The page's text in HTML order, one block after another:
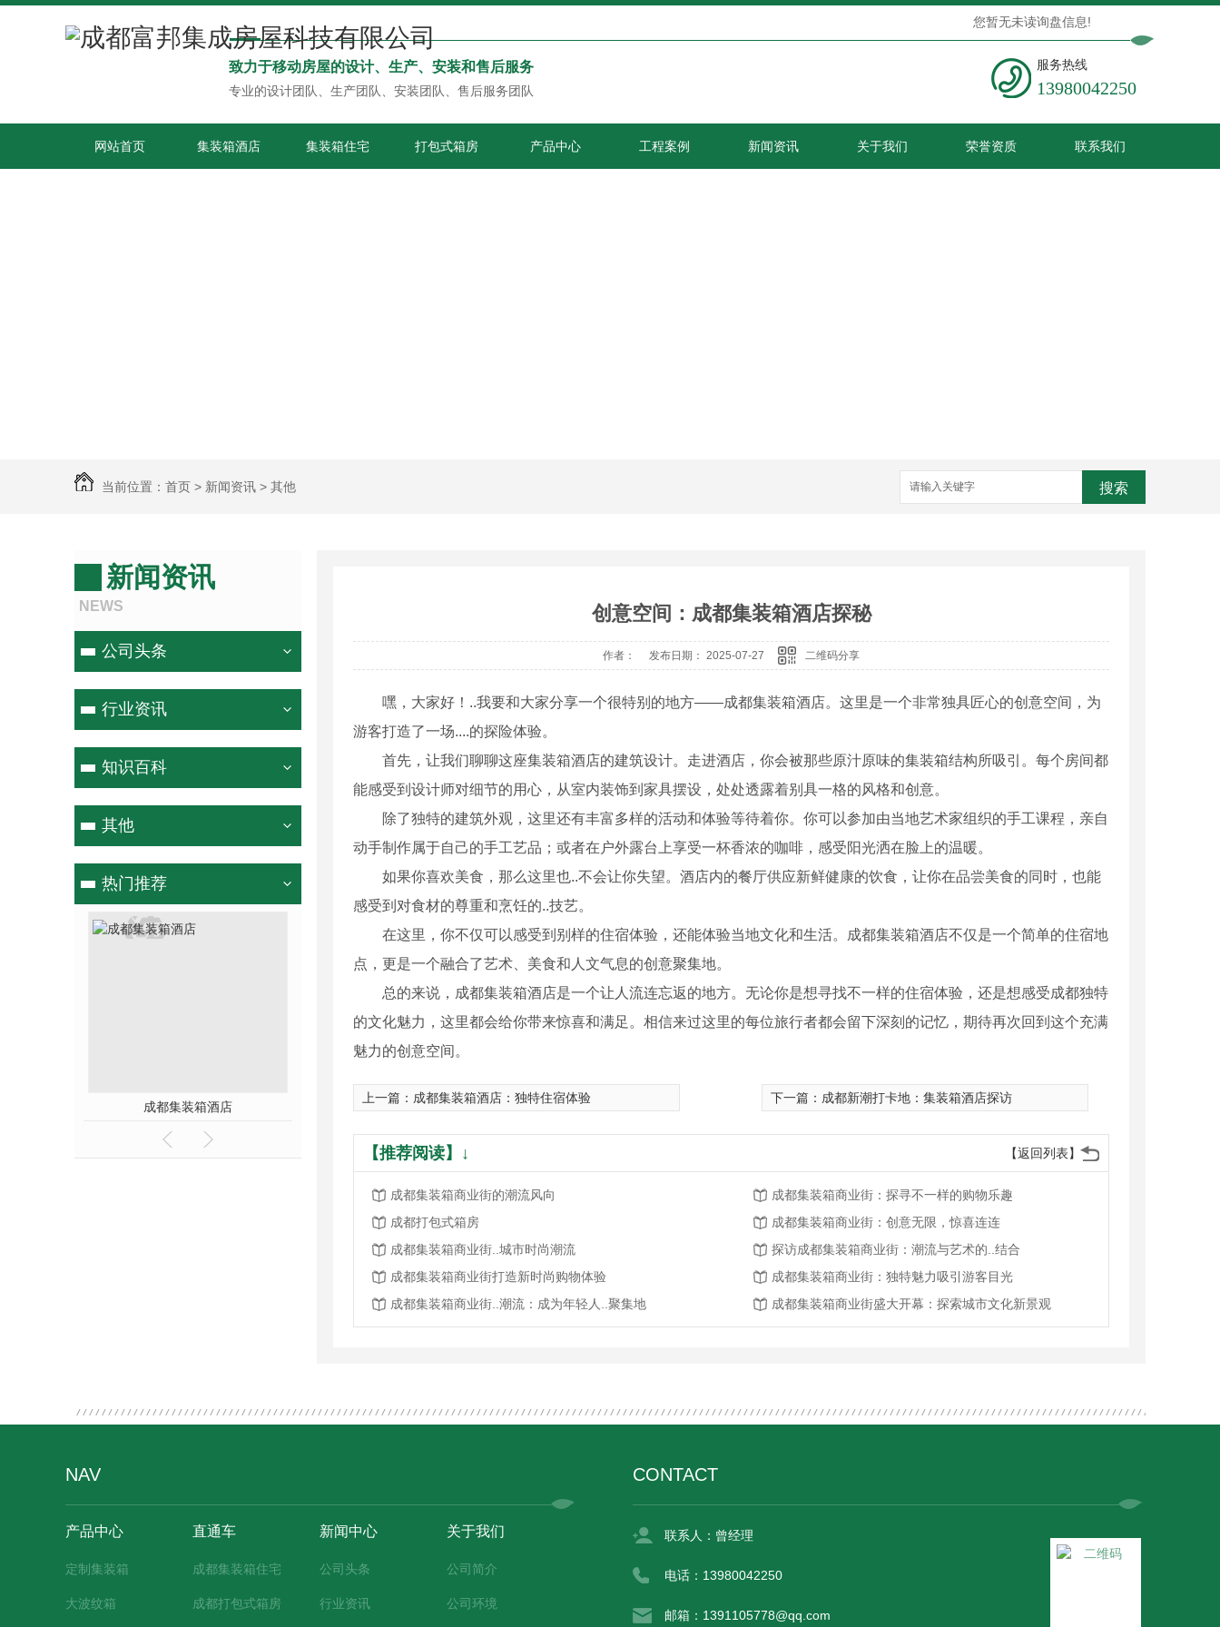
致力于移动房屋的设计、生产、安装和售后服务
专业的设计团队、生产团队、安装团队、售后服务团队
服务热线
13980042250
您暂无未读询盘信息!
网站首页 集装箱酒店 集装箱住宅 打包式箱房 产品中心 工程案例 新闻资讯 关于我们 荣誉资质 联系我们
当前位置： 首页 > 新闻资讯 > 其他 搜索
新闻资讯
NEWS
公司头条
行业资讯
知识百科
其他
热门推荐
成都集装箱酒店 成都集装箱住宅 成都打包式箱房 成都集装箱商业街 四川集装箱酒店
创意空间：成都集装箱酒店探秘
作者： 发布日期： 2025-07-27 二维码分享
嘿，大家好！..我要和大家分享一个很特别的地方——成都集装箱酒店。这里是一个非常独具匠心的创意空间，为
游客打造了一场....的探险体验。
首先，让我们聊聊这座集装箱酒店的建筑设计。走进酒店，你会被那些原汁原味的集装箱结构所吸引。每个房间都
能感受到设计师对细节的用心，从室内装饰到家具摆设，处处透露着别具一格的风格和创意。
除了独特的建筑外观，这里还有丰富多样的活动和体验等待着你。你可以参加由当地艺术家组织的手工课程，亲自
动手制作属于自己的手工艺品；或者在户外露台上享受一杯香浓的咖啡，感受阳光洒在脸上的温暖。
如果你喜欢美食，那么这里也..不会让你失望。酒店内的餐厅供应新鲜健康的饮食，让你在品尝美食的同时，也能
感受到对食材的尊重和烹饪的..技艺。
在这里，你不仅可以感受到别样的住宿体验，还能体验当地文化和生活。成都集装箱酒店不仅是一个简单的住宿地
点，更是一个融合了艺术、美食和人文气息的创意聚集地。
总的来说，成都集装箱酒店是一个让人流连忘返的地方。无论你是想寻找不一样的住宿体验，还是想感受成都独特
的文化魅力，这里都会给你带来惊喜和满足。相信来过这里的每位旅行者都会留下深刻的记忆，期待再次回到这个充满
魅力的创意空间。
上一篇： 成都集装箱酒店：独特住宿体验 下一篇： 成都新潮打卡地：集装箱酒店探访
【返回列表】
【推荐阅读】↓
成都集装箱商业街的潮流风向
成都集装箱商业街：探寻不一样的购物乐趣
成都打包式箱房
成都集装箱商业街：创意无限，惊喜连连
成都集装箱商业街..城市时尚潮流
探访成都集装箱商业街：潮流与艺术的..结合
成都集装箱商业街打造新时尚购物体验
成都集装箱商业街：独特魅力吸引游客目光
成都集装箱商业街..潮流：成为年轻人..聚集地
成都集装箱商业街盛大开幕：探索城市文化新景观
NAV
产品中心
定制集装箱
大波纹箱
直通车
成都集装箱住宅
成都打包式箱房
新闻中心
公司头条
行业资讯
关于我们
公司简介
公司环境
CONTACT
联系人：曾经理
电话：13980042250
邮箱：1391105778@qq.com